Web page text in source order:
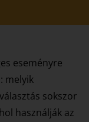
eseményre
melyik
sokszor
használják az